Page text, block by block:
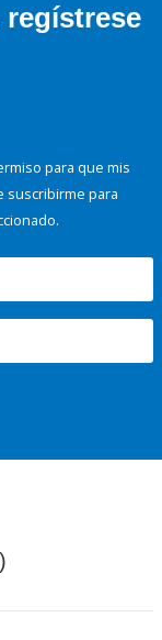
regístrese
para que mis
suscribirme para